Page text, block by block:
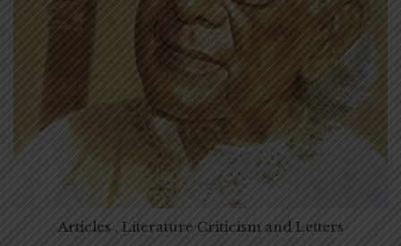
Articles , Literature Criticism and Letters